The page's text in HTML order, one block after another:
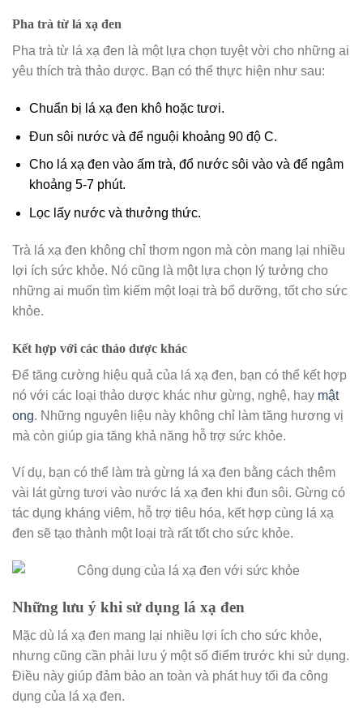
Pha trà từ lá xạ đen
Pha trà từ lá xạ đen là một lựa chọn tuyệt vời cho những ai
yêu thích trà thảo dược. Bạn có thể thực hiện như sau:
Chuẩn bị lá xạ đen khô hoặc tươi.
Đun sôi nước và để nguội khoảng 90 độ C.
Cho lá xạ đen vào ấm trà, đổ nước sôi vào và để ngâm
khoảng 5-7 phút.
Lọc lấy nước và thưởng thức.
Trà lá xạ đen không chỉ thơm ngon mà còn mang lại nhiều
lợi ích sức khỏe. Nó cũng là một lựa chọn lý tưởng cho
những ai muốn tìm kiếm một loại trà bổ dưỡng, tốt cho sức
khỏe.
Kết hợp với các thảo dược khác
Để tăng cường hiệu quả của lá xạ đen, bạn có thể kết hợp
nó với các loại thảo dược khác như gừng, nghệ, hay mật
ong. Những nguyên liệu này không chỉ làm tăng hương vị
mà còn giúp gia tăng khả năng hỗ trợ sức khỏe.
Ví dụ, bạn có thể làm trà gừng lá xạ đen bằng cách thêm
vài lát gừng tươi vào nước lá xạ đen khi đun sôi. Gừng có
tác dụng kháng viêm, hỗ trợ tiêu hóa, kết hợp cùng lá xạ
đen sẽ tạo thành một loại trà rất tốt cho sức khỏe.
Những lưu ý khi sử dụng lá xạ đen
Mặc dù lá xạ đen mang lại nhiều lợi ích cho sức khỏe,
nhưng cũng cần phải lưu ý một số điểm trước khi sử dụng.
Điều này giúp đảm bảo an toàn và phát huy tối đa công
dụng của lá xạ đen.